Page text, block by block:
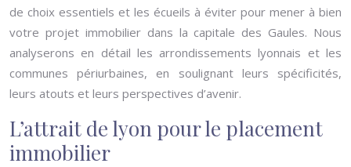
de choix essentiels et les écueils à éviter pour mener à bien
votre projet immobilier dans la capitale des Gaules. Nous
analyserons en détail les arrondissements lyonnais et les
communes périurbaines, en soulignant leurs spécificités,
leurs atouts et leurs perspectives d’avenir.
L’attrait de lyon pour le placement
immobilier